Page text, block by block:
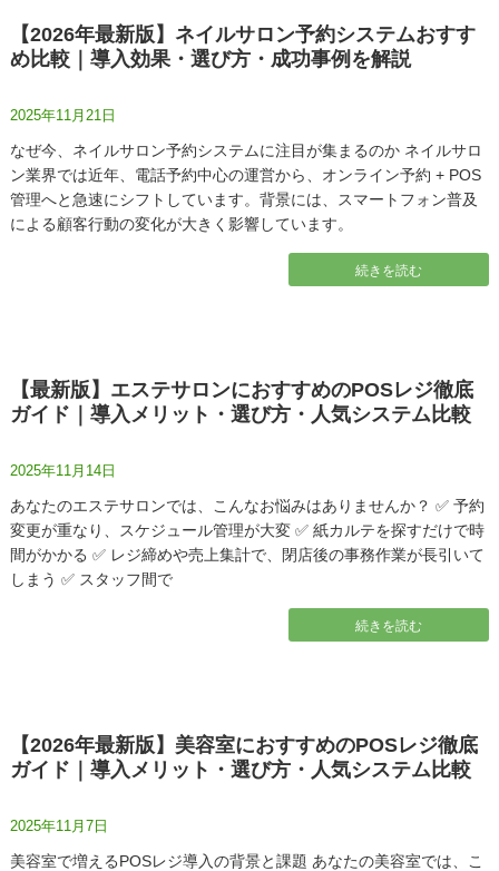
【2026年最新版】ネイルサロン予約システムおすす
め比較｜導入効果・選び方・成功事例を解説
2025年11月21日
なぜ今、ネイルサロン予約システムに注目が集まるのか ネイルサロ
ン業界では近年、電話予約中心の運営から、オンライン予約 + POS
管理へと急速にシフトしています。背景には、スマートフォン普及
による顧客行動の変化が大きく影響しています。
続きを読む
【最新版】エステサロンにおすすめのPOSレジ徹底
ガイド｜導入メリット・選び方・人気システム比較
2025年11月14日
あなたのエステサロンでは、こんなお悩みはありませんか？ ✅ 予約
変更が重なり、スケジュール管理が大変 ✅ 紙カルテを探すだけで時
間がかかる ✅ レジ締めや売上集計で、閉店後の事務作業が長引いて
しまう ✅ スタッフ間で
続きを読む
【2026年最新版】美容室におすすめのPOSレジ徹底
ガイド｜導入メリット・選び方・人気システム比較
2025年11月7日
美容室で増えるPOSレジ導入の背景と課題 あなたの美容室では、こ